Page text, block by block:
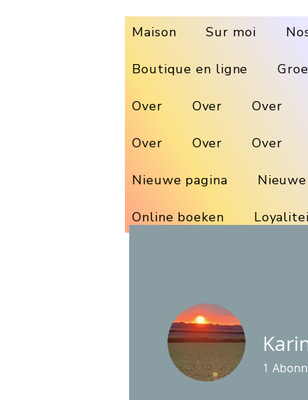
Maison Sur moi
Boutique en ligne
Over Over Over
Over Over Over
Nieuwe pagina
Online boeken
1